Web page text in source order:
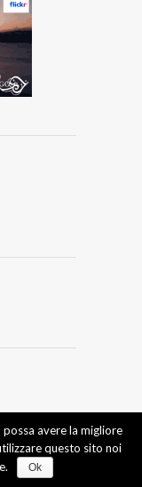
commento.
avere la migliore
questo sito noi
Ok